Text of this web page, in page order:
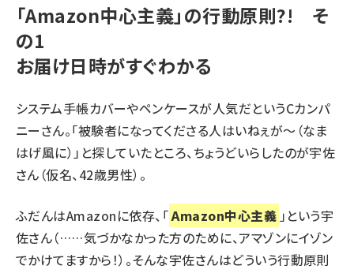
「Amazon中心主義」の行動原則?! そ
の1
お届け日時がすぐわかる
システム手帳カバーやペンケースが人気だというCカンパ
ニーさん。「被験者になってくださる人はいねぇが～（なま
はげ風に）」と探していたところ、ちょうどいらしたのが宇佐
さん（仮名、42歳男性）。
ふだんはAmazonに依存、「Amazon中心主義」という宇
佐さん（……気づかなかった方のために、アマゾンにイゾン
でかけてますから！）。そんな宇佐さんはどういう行動原則